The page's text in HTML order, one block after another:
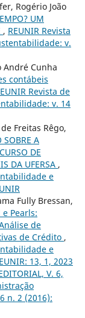
Rogério João
UM
, REUNIR Revista
v.
André Cunha
contábeis
Revista de
v. 14
Freitas Rêgo,
SOBRE A
DE
DA UFERSA ,
e
Fully Bressan,
e Pearls:
de
de Crédito ,
e
13, 1, 2023
V. 6,
n. 2 (2016):